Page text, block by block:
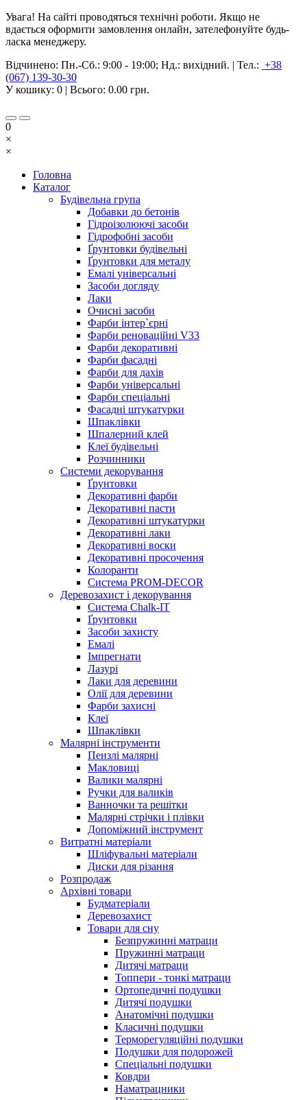
Увага! На сайті проводяться технічні роботи. Якщо не
вдається оформити замовлення онлайн, зателефонуйте будь-
ласка менеджеру.
Відчинено: Пн.-Сб.: 9:00 - 19:00; Нд.: вихідний. | Тел.: +38
(067) 139-30-30
У кошику: 0 | Всього: 0.00 грн.
0
×
×
Головна
Каталог
Будівельна група
Добавки до бетонів
Гідроізолюючі засоби
Гідрофобні засоби
Ґрунтовки будівельні
Ґрунтовки для металу
Емалі універсальні
Засоби догляду
Лаки
Очисні засоби
Фарби інтер`єрні
Фарби реноваційні V33
Фарби декоративні
Фарби фасадні
Фарби для дахів
Фарби універсальні
Фарби спеціальні
Фасадні штукатурки
Шпаклівки
Шпалерний клей
Клеї будівельні
Розчинники
Системи декорування
Ґрунтовки
Декоративні фарби
Декоративні пасти
Декоративні штукатурки
Декоративні лаки
Декоративні воски
Декоративні просочення
Колоранти
Система PROM-DECOR
Деревозахист і декорування
Система Chalk-IT
Ґрунтовки
Засоби захисту
Емалі
Імпрегнати
Лазурі
Лаки для деревини
Олії для деревини
Фарби захисні
Клеї
Шпаклівки
Малярні інструменти
Пензлі малярні
Макловиці
Валики малярні
Ручки для валиків
Ванночки та решітки
Малярні стрічки і плівки
Допоміжний інструмент
Витратні матеріали
Шліфувальні матеріали
Диски для різання
Розпродаж
Архівні товари
Будматеріали
Деревозахист
Товари для сну
Безпружинні матраци
Пружинні матраци
Дитячі матраци
Топпери - тонкі матраци
Ортопедичні подушки
Дитячі подушки
Анатомічні подушки
Класичні подушки
Терморегуляційні подушки
Подушки для подорожей
Спеціальні подушки
Ковдри
Наматрацники